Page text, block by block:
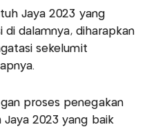
Jaya 2023 yang
dalamnya, diharapkan
sekelumit
proses penegakan
Jaya 2023 yang baik